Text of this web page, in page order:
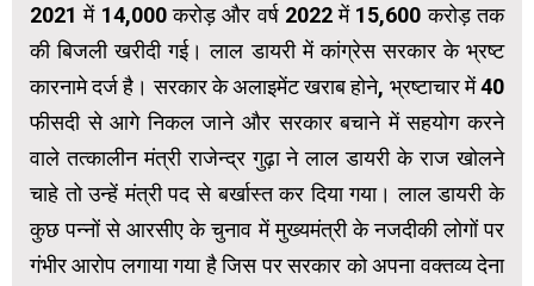
2021 में 14,000 करोड़ और वर्ष 2022 में 15,600 करोड़ तक
की बिजली खरीदी गई। लाल डायरी में कांग्रेस सरकार के भ्रष्ट
कारनामे दर्ज है। सरकार के अलाइमेंट खराब होने, भ्रष्टाचार में 40
फीसदी से आगे निकल जाने और सरकार बचाने में सहयोग करने
वाले तत्कालीन मंत्री राजेन्द्र गुढ़ा ने लाल डायरी के राज खोलने
चाहे तो उन्हें मंत्री पद से बर्खास्त कर दिया गया। लाल डायरी के
कुछ पन्नों से आरसीए के चुनाव में मुख्यमंत्री के नजदीकी लोगों पर
गंभीर आरोप लगाया गया है जिस पर सरकार को अपना वक्तव्य देना